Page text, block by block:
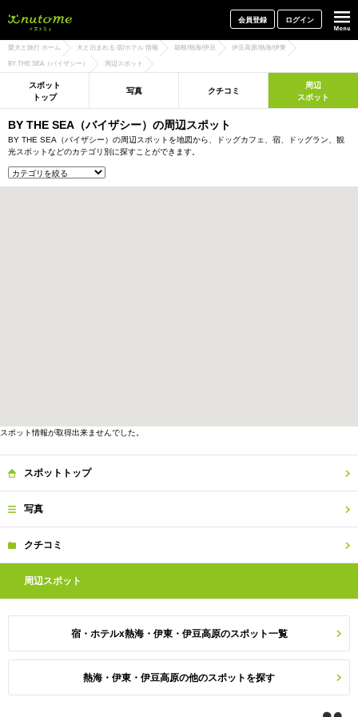
会員登録 ログイン
愛犬と旅行 ホーム 犬と泊まれる 宿/ホテル 情報 箱根/熱海/伊豆 伊豆高原/熱海/伊東
BY THE SEA（バイザシー） 周辺スポット
スポット
トップ
写真 クチコミ
周辺
スポット
BY THE SEA（バイザシー）の周辺スポット
BY THE SEA（バイザシー）の周辺スポットを地図から、ドッグカフェ、宿、ドッグラン、観
光スポットなどのカテゴリ別に探すことができます。
スポット情報が取得出来ませんでした。
スポット トップ
写真
クチコミ
周辺スポット
宿・ホテルx熱海・伊東・伊豆高原のスポット一覧
熱海・伊東・伊豆高原の他のスポットを探す